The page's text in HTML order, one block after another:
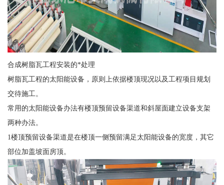
合成树脂瓦工程安装的*处理
树脂瓦工程的太阳能设备，原则上依据楼顶现况以及工程项目规划
交待施工。
常用的太阳能设备办法有楼顶预留设备渠道和斜屋面建立设备支架
两种办法。
1楼顶预留设备渠道是在楼顶一侧预留满足太阳能设备的宽度，其它
部位加盖坡面房顶。